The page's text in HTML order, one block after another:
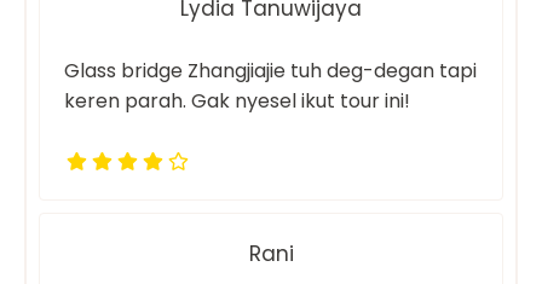
Lydia Tanuwijaya
Glass bridge Zhangjiajie tuh deg-degan tapi
keren parah. Gak nyesel ikut tour ini!
Rani